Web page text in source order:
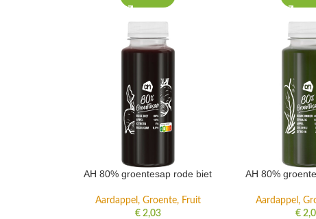
AH 80% groentesap rode biet
Aardappel, Groente, Fruit
€2,03
AH 80%
Aardappel,
€